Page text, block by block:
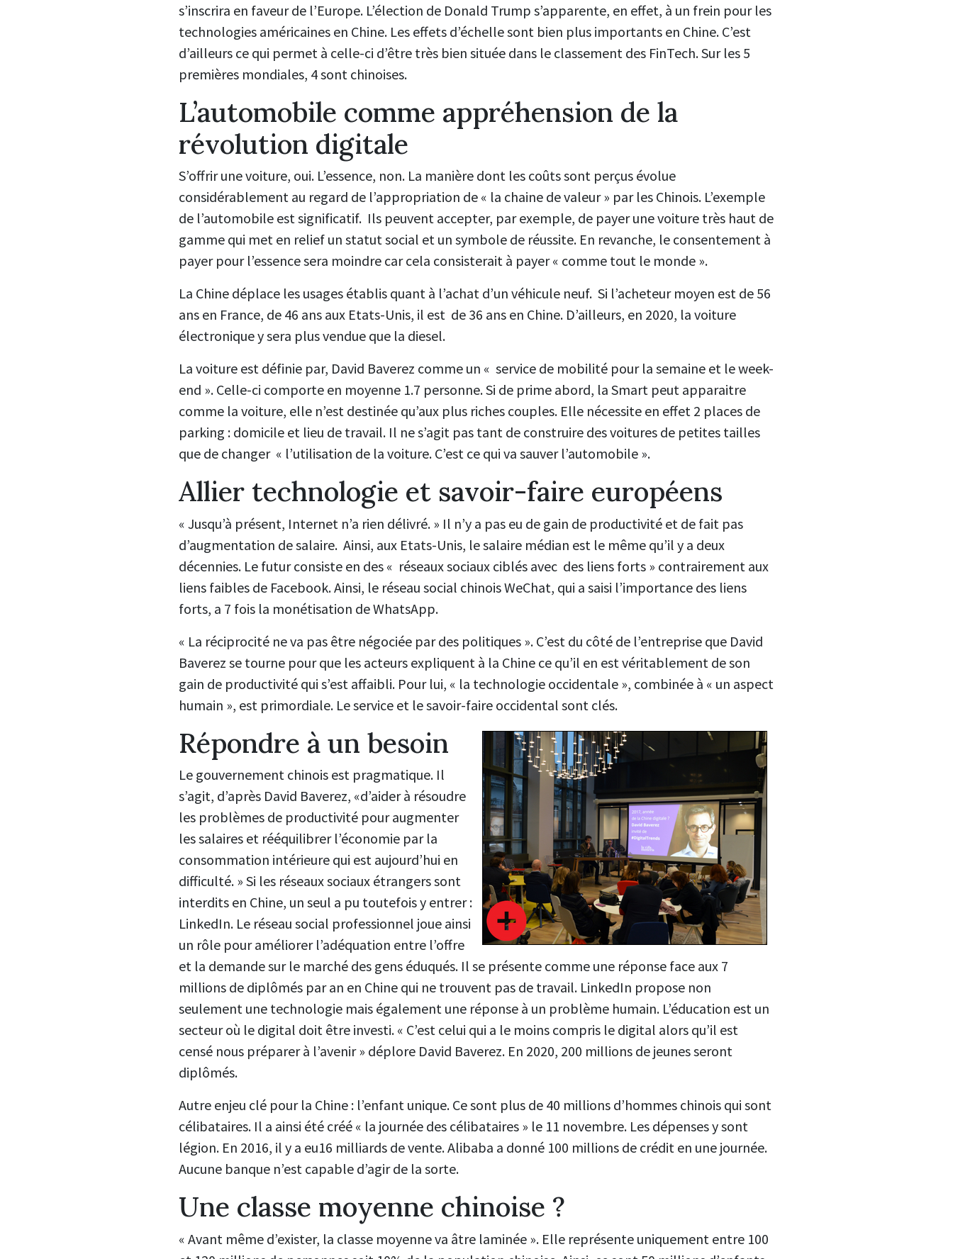
s’inscrira en faveur de l’Europe. L’élection de Donald Trump s’apparente, en effet, à un frein pour les
technologies américaines en Chine. Les effets d’échelle sont bien plus importants en Chine. C’est
d’ailleurs ce qui permet à celle-ci d’être très bien située dans le classement des FinTech. Sur les 5
premières mondiales, 4 sont chinoises.
L’automobile comme appréhension de la
révolution digitale
S’offrir une voiture, oui. L’essence, non. La manière dont les coûts sont perçus évolue
considérablement au regard de l’appropriation de « la chaine de valeur » par les Chinois. L’exemple
de l’automobile est significatif. Ils peuvent accepter, par exemple, de payer une voiture très haut de
gamme qui met en relief un statut social et un symbole de réussite. En revanche, le consentement à
payer pour l’essence sera moindre car cela consisterait à payer « comme tout le monde ».
La Chine déplace les usages établis quant à l’achat d’un véhicule neuf. Si l’acheteur moyen est de 56
ans en France, de 46 ans aux Etats-Unis, il est de 36 ans en Chine. D’ailleurs, en 2020, la voiture
électronique y sera plus vendue que la diesel.
La voiture est définie par, David Baverez comme un « service de mobilité pour la semaine et le week-
end ». Celle-ci comporte en moyenne 1.7 personne. Si de prime abord, la Smart peut apparaitre
comme la voiture, elle n’est destinée qu’aux plus riches couples. Elle nécessite en effet 2 places de
parking : domicile et lieu de travail. Il ne s’agit pas tant de construire des voitures de petites tailles
que de changer « l’utilisation de la voiture. C’est ce qui va sauver l’automobile ».
Allier technologie et savoir-faire européens
« Jusqu’à présent, Internet n’a rien délivré. » Il n’y a pas eu de gain de productivité et de fait pas
d’augmentation de salaire. Ainsi, aux Etats-Unis, le salaire médian est le même qu’il y a deux
décennies. Le futur consiste en des « réseaux sociaux ciblés avec des liens forts » contrairement aux
liens faibles de Facebook. Ainsi, le réseau social chinois WeChat, qui a saisi l’importance des liens
forts, a 7 fois la monétisation de WhatsApp.
« La réciprocité ne va pas être négociée par des politiques ». C’est du côté de l’entreprise que David
Baverez se tourne pour que les acteurs expliquent à la Chine ce qu’il en est véritablement de son
gain de productivité qui s’est affaibli. Pour lui, « la technologie occidentale », combinée à « un aspect
humain », est primordiale. Le service et le savoir-faire occidental sont clés.
Répondre à un besoin
Le gouvernement chinois est pragmatique. Il
s’agit, d’après David Baverez, «d’aider à résoudre
les problèmes de productivité pour augmenter
les salaires et rééquilibrer l’économie par la
consommation intérieure qui est aujourd’hui en
difficulté. » Si les réseaux sociaux étrangers sont
interdits en Chine, un seul a pu toutefois y entrer :
LinkedIn. Le réseau social professionnel joue ainsi
un rôle pour améliorer l’adéquation entre l’offre
et la demande sur le marché des gens éduqués. Il se présente comme une réponse face aux 7
millions de diplômés par an en Chine qui ne trouvent pas de travail. LinkedIn propose non
seulement une technologie mais également une réponse à un problème humain. L’éducation est un
secteur où le digital doit être investi. « C’est celui qui a le moins compris le digital alors qu’il est
censé nous préparer à l’avenir » déplore David Baverez. En 2020, 200 millions de jeunes seront
diplômés.
Autre enjeu clé pour la Chine : l’enfant unique. Ce sont plus de 40 millions d’hommes chinois qui sont
célibataires. Il a ainsi été créé « la journée des célibataires » le 11 novembre. Les dépenses y sont
légion. En 2016, il y a eu16 milliards de vente. Alibaba a donné 100 millions de crédit en une journée.
Aucune banque n’est capable d’agir de la sorte.
Une classe moyenne chinoise ?
« Avant même d’exister, la classe moyenne va âtre laminée ». Elle représente uniquement entre 100